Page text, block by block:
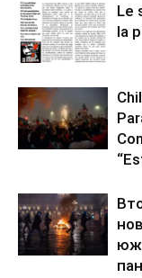
Le
la